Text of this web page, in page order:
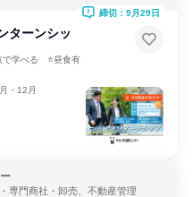
ターンシッ
で学べる ⭐昼食有
・12月
締切：9月29日
専門商社・卸売、不動産管理